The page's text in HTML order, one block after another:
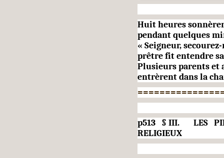
Huit heures
pendant quelques
« Seigneur,
prêtre fit enten­dre
Plusieurs parents et
entrèrent dans la
p513 § III. LES